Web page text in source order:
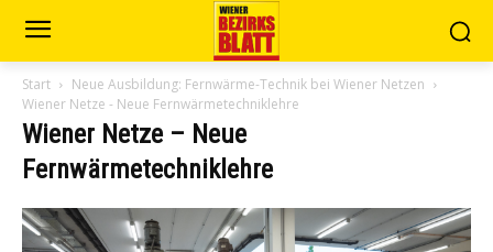
Start
Neue Ausbildung: Fernwärme-Technik bei Wiener Netzen
Wiener Netze - Neue Fernwärmetechniklehre
Wiener Netze – Neue
Fernwärmetechniklehre